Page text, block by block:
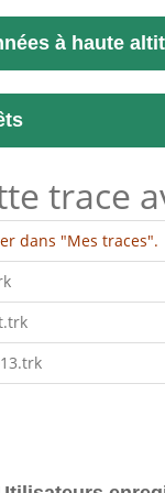
à haute
trace
dans "Mes traces".